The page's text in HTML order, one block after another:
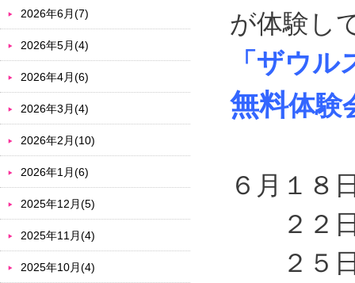
が体験し
「ザウ
無料体験
６月１８
２２日
２５日
2026年6月(7)
2026年5月(4)
2026年4月(6)
2026年3月(4)
2026年2月(10)
2026年1月(6)
2025年12月(5)
2025年11月(4)
2025年10月(4)